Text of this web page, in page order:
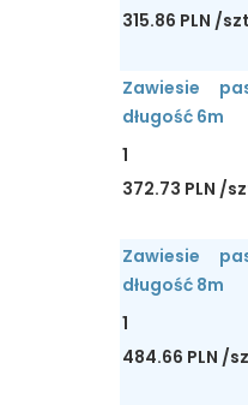
315.86 PLN /
Zawiesie
długość 6m
1
372.73 PLN /
Zawiesie
długość 8m
1
484.66 PLN /